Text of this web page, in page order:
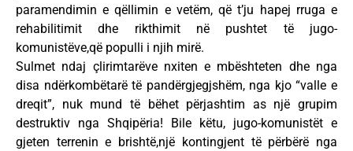
paramendimin e qëllimin e vetëm, që t’ju hapej rruga e
rehabilitimit dhe rikthimit në pushtet të jugo-
komunistëve,që populli i njih mirë.
Sulmet ndaj çlirimtarëve nxiten e mbështeten dhe nga
disa ndërkombëtarë të pandërgjegjshëm, nga kjo “valle e
dreqit”, nuk mund të bëhet përjashtim as një grupim
destruktiv nga Shqipëria! Bile këtu, jugo-komunistët e
gjeten terrenin e brishtë,një kontingjent të përbërë nga